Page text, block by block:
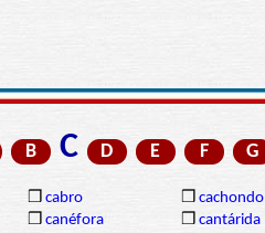
B C D E F G
❒ cabro ❒ cachondo
❒ canéfora ❒ cantárida